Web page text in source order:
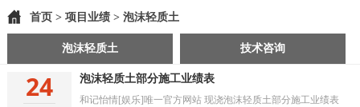
首页> 项目业绩> 泡沫轻质土
泡沫轻质土 技术咨询
24 泡沫轻质土部分施工业绩表
和记怡情[娱乐]唯一官方网站 现浇泡沫轻质土部分施工业绩表